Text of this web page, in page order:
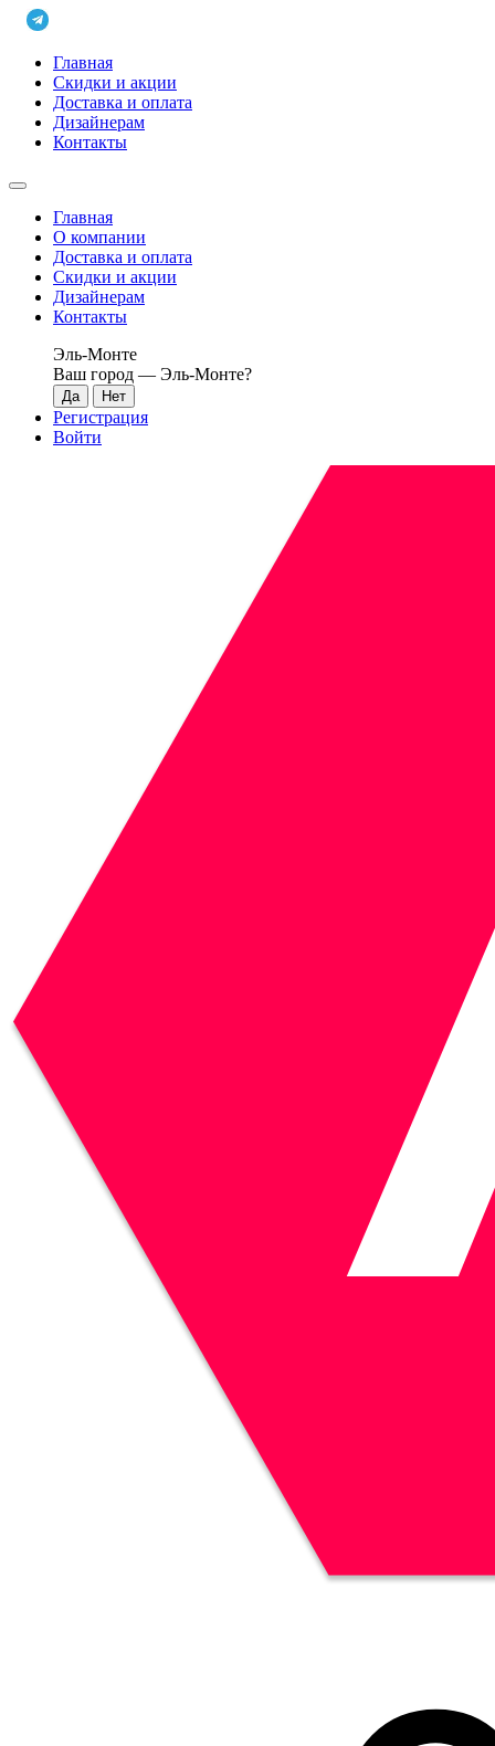
Главная
Скидки и акции
Доставка и оплата
Дизайнерам
Контакты
Главная
О компании
Доставка и оплата
Скидки и акции
Дизайнерам
Контакты
Эль-Монте
Ваш город — Эль-Монте?
Регистрация
Войти